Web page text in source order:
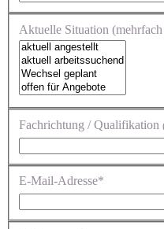
Aktuelle Situation
Fachrichtung / Qualifikation
E-Mail-Adresse*